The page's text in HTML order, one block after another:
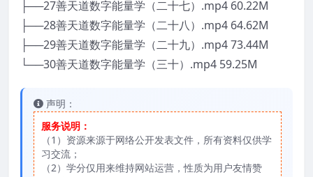
├──27善天道数字能量学（二十七）.mp4 60.22M
├──28善天道数字能量学（二十八）.mp4 64.62M
├──29善天道数字能量学（二十九）.mp4 73.44M
└──30善天道数字能量学（三十）.mp4 59.25M
声明：
服务说明：
（1）资源来源于网络公开发表文件，所有资料仅供学
习交流；
（2）学分仅用来维持网站运营，性质为用户友情赞